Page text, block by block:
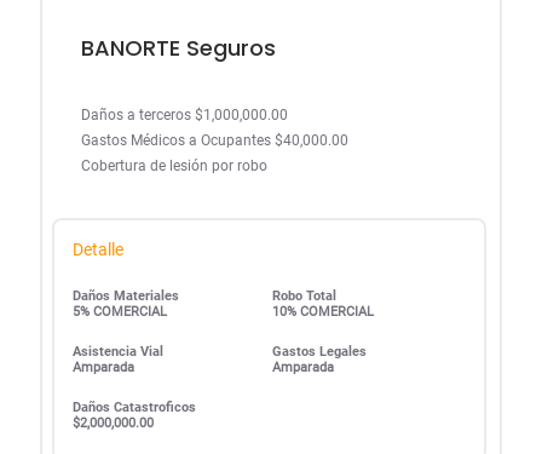
BANORTE Seguros
Daños a terceros $1,000,000.00
Gastos Médicos a Ocupantes $40,000.00
Cobertura de lesión por robo
Detalle
Daños Materiales
5% COMERCIAL
Robo Total
10% COMERCIAL
Asistencia Vial
Amparada
Gastos Legales
Amparada
Daños Catastroficos
$2,000,000.00